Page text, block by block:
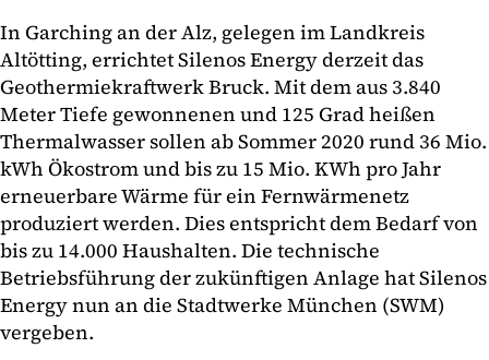
In Garching an der Alz, gelegen im Landkreis
Altötting, errichtet Silenos Energy derzeit das
Geothermiekraftwerk Bruck. Mit dem aus 3.840
Meter Tiefe gewonnenen und 125 Grad heißen
Thermalwasser sollen ab Sommer 2020 rund 36 Mio.
kWh Ökostrom und bis zu 15 Mio. KWh pro Jahr
erneuerbare Wärme für ein Fernwärmenetz
produziert werden. Dies entspricht dem Bedarf von
bis zu 14.000 Haushalten. Die technische
Betriebsführung der zukünftigen Anlage hat Silenos
Energy nun an die Stadtwerke München (SWM)
vergeben.